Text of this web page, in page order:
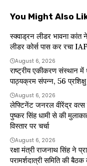
You Might Also
स्क्वाड्रन लीडर भावना कांत
लीडर कोर्स पास कर रचा
August 6, 2026
राष्ट्रीय एकीकरण संस्थान में
पाठ्यक्रम संपन्न, 56
August 6, 2026
लेफ्टिनेंट जनरल वीरेंद्र वत्स
पुष्कर सिंह धामी से की
विस्तार पर चर्चा
August 6, 2026
रक्षा मंत्री राजनाथ सिंह ने
परामर्शदात्री समिति की